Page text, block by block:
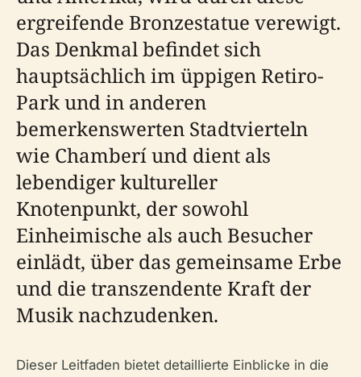
ergreifende Bronzestatue verewigt.
Das Denkmal befindet sich
hauptsächlich im üppigen Retiro-
Park und in anderen
bemerkenswerten Stadtvierteln
wie Chamberí und dient als
lebendiger kultureller
Knotenpunkt, der sowohl
Einheimische als auch Besucher
einlädt, über das gemeinsame Erbe
und die transzendente Kraft der
Musik nachzudenken.
Dieser Leitfaden bietet detaillierte Einblicke in die